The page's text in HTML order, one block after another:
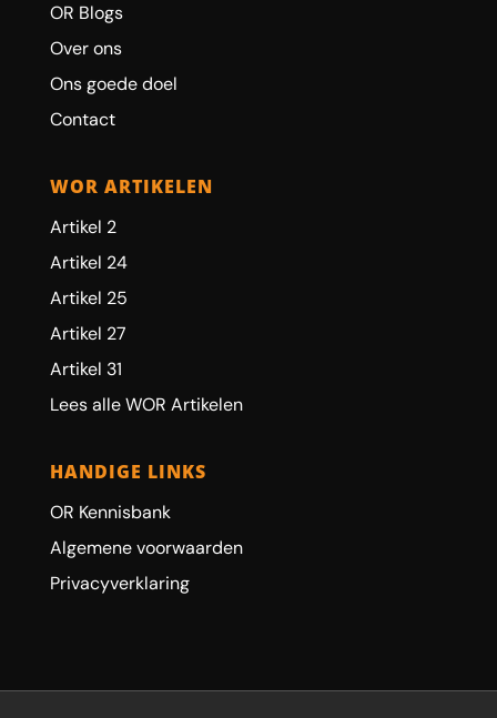
OR Blogs
Over ons
Ons goede doel
Contact
WOR ARTIKELEN
Artikel 2
Artikel 24
Artikel 25
Artikel 27
Artikel 31
Lees alle WOR Artikelen
HANDIGE LINKS
OR Kennisbank
Algemene voorwaarden
Privacyverklaring